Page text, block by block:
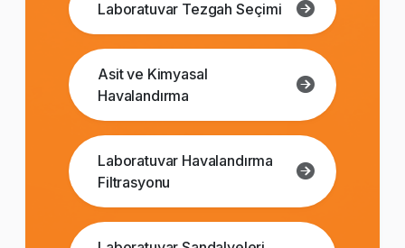
Laboratuvar Tezgah Seçimi
Asit ve Kimyasal
Havalandırma
Laboratuvar Havalandırma
Filtrasyonu